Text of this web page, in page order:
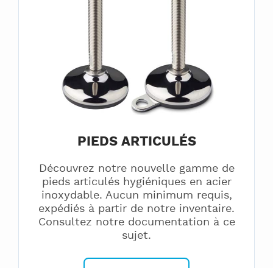
PIEDS ARTICULÉS
Découvrez notre nouvelle gamme de
pieds articulés hygiéniques en acier
inoxydable. Aucun minimum requis,
expédiés à partir de notre inventaire.
Consultez notre documentation à ce
sujet.